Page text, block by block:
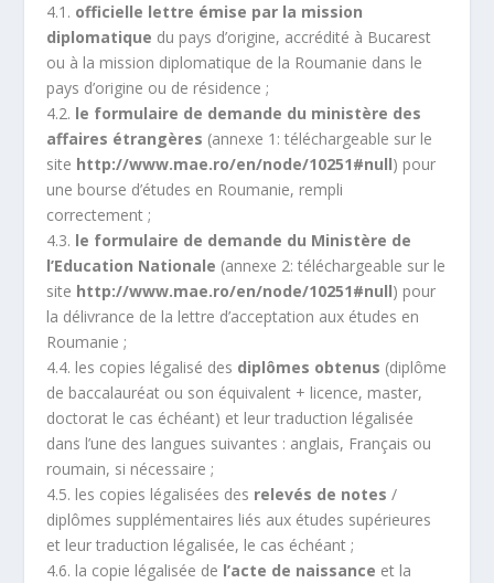
4.1. officielle lettre émise par la mission
diplomatique du pays d’origine, accrédité à Bucarest
ou à la mission diplomatique de la Roumanie dans le
pays d’origine ou de résidence ;
4.2. le formulaire de demande du ministère des
affaires étrangères (annexe 1: téléchargeable sur le
site http://www.mae.ro/en/node/10251#null) pour
une bourse d’études en Roumanie, rempli
correctement ;
4.3. le formulaire de demande du Ministère de
l’Education Nationale (annexe 2: téléchargeable sur le
site http://www.mae.ro/en/node/10251#null) pour
la délivrance de la lettre d’acceptation aux études en
Roumanie ;
4.4. les copies légalisé des diplômes obtenus (diplôme
de baccalauréat ou son équivalent + licence, master,
doctorat le cas échéant) et leur traduction légalisée
dans l’une des langues suivantes : anglais, Français ou
roumain, si nécessaire ;
4.5. les copies légalisées des relevés de notes /
diplômes supplémentaires liés aux études supérieures
et leur traduction légalisée, le cas échéant ;
4.6. la copie légalisée de l’acte de naissance et la